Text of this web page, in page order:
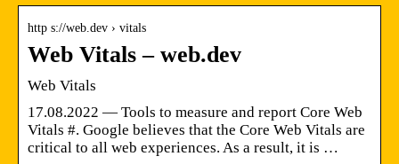
http s://web.dev › vitals
Web Vitals – web.dev
Web Vitals
17.08.2022 — Tools to measure and report Core Web
Vitals #. Google believes that the Core Web Vitals are
critical to all web experiences. As a result, it is …